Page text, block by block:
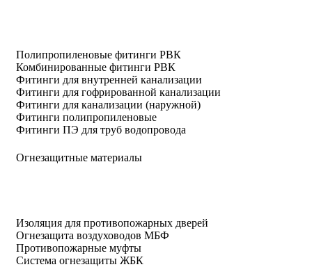
Полипропиленовые фитинги РВК
Комбинированные фитинги РВК
Фитинги для внутренней канализации
Фитинги для гофрированной канализации
Фитинги для канализации (наружной)
Фитинги полипропиленовые
Фитинги ПЭ для труб водопровода
Огнезащитные материалы
Изоляция для противопожарных дверей
Огнезащита воздуховодов МБФ
Противопожарные муфты
Система огнезащиты ЖБК